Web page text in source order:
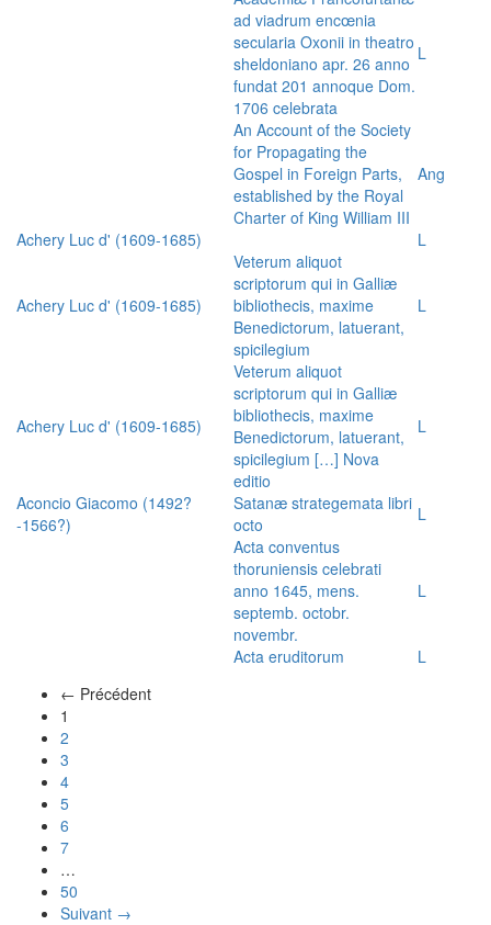
ad viadrum encœnia
secularia Oxonii in theatro
sheldoniano apr. 26 anno
fundat 201 annoque Dom.
1706 celebrata
L
An Account of the Society
for Propagating the
Gospel in Foreign Parts,
established by the Royal
Charter of King William III
Ang
Achery Luc d' (1609-1685) L
Achery Luc d' (1609-1685)
Veterum aliquot
scriptorum qui in Galliæ
bibliothecis, maxime
Benedictorum, latuerant,
spicilegium
L
Achery Luc d' (1609-1685)
Veterum aliquot
scriptorum qui in Galliæ
bibliothecis, maxime
Benedictorum, latuerant,
spicilegium […] Nova
editio
L
Aconcio Giacomo (1492?
-1566?)
Satanæ strategemata libri
octo
L
Acta conventus
thoruniensis celebrati
anno 1645, mens.
septemb. octobr.
novembr.
L
Acta eruditorum
L
← Précédent
1
2
3
4
5
6
7
…
50
Suivant →